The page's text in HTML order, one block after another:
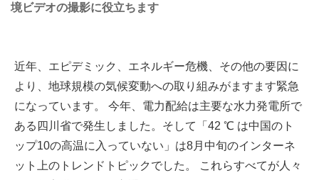
境ビデオの撮影に役立ちます
近年、エピデミック、エネルギー危機、その他の要因に
より、地球規模の気候変動への取り組みがますます緊急
になっています。 今年、電力配給は主要な水力発電所で
ある四川省で発生しました。そして「42 ℃ は中国のト
ップ10の高温に入っていない」は8月中旬のインターネ
ット上のトレンドトピックでした。 これらすべてが人々